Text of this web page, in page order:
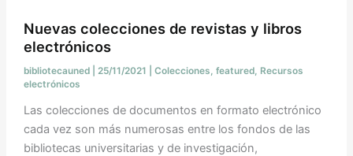
Nuevas colecciones de revistas y libros
electrónicos
bibliotecauned 25/11/2021 Colecciones, featured, Recursos
electrónicos
Las colecciones de documentos en formato electrónico
cada vez son más numerosas entre los fondos de las
bibliotecas universitarias y de investigación,